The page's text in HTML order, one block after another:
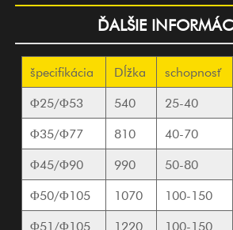
ĎALŠIE
špecifikácia Dĺžka schopnosť
Φ25/Φ53
540 25-40
Φ35/Φ77
810 40-70
Φ45/Φ90
990 50-80
Φ50/Φ105
1070 100-150
Φ51/Φ105
1220 100-150